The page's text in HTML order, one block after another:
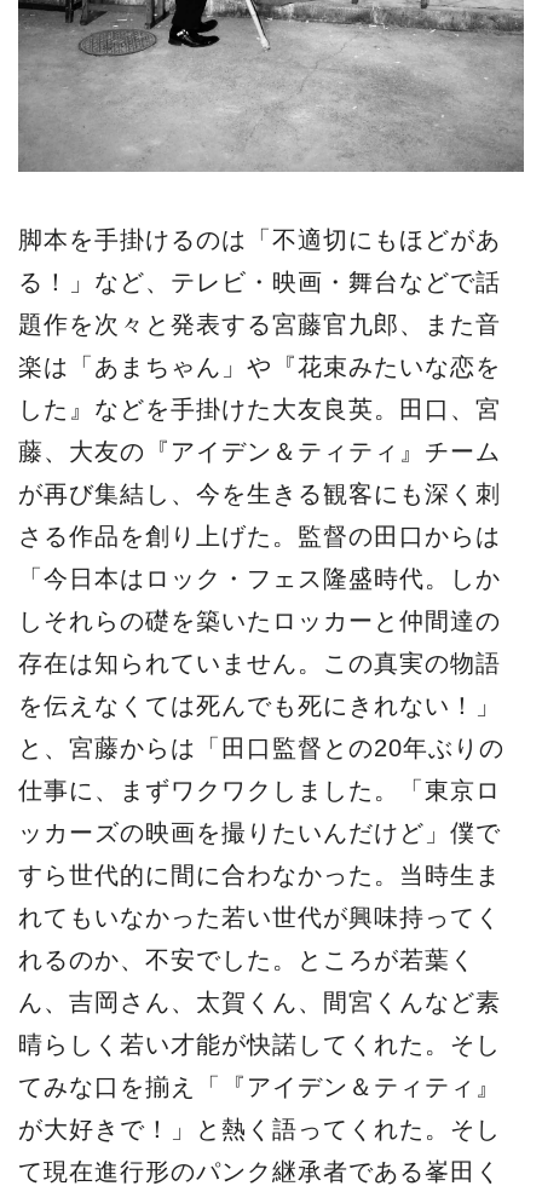
脚本を⼿掛けるのは「不適切にもほどがあ
る！」など、テレビ・映画・舞台などで話
題作を次々と発表する宮藤官九郎、また⾳
楽は「あまちゃん」や『花束みたいな恋を
した』などを⼿掛けた⼤友良英。⽥⼝、宮
藤、⼤友の『アイデン＆ティティ』チーム
が再び集結し、今を⽣きる観客にも深く刺
さる作品を創り上げた。監督の⽥⼝からは
「今⽇本はロック・フェス隆盛時代。しか
しそれらの礎を築いたロッカーと仲間達の
存在は知られていません。この真実の物語
を伝えなくては死んでも死にきれない！」
と、宮藤からは「⽥⼝監督との20年ぶりの
仕事に、まずワクワクしました。「東京ロ
ッカーズの映画を撮りたいんだけど」僕で
すら世代的に間に合わなかった。当時⽣ま
れてもいなかった若い世代が興味持ってく
れるのか、不安でした。ところが若葉く
ん、吉岡さん、太賀くん、間宮くんなど素
晴らしく若い才能が快諾してくれた。そし
てみな⼝を揃え「『アイデン＆ティティ』
が⼤好きで！」と熱く語ってくれた。そし
て現在進⾏形のパンク継承者である峯⽥く